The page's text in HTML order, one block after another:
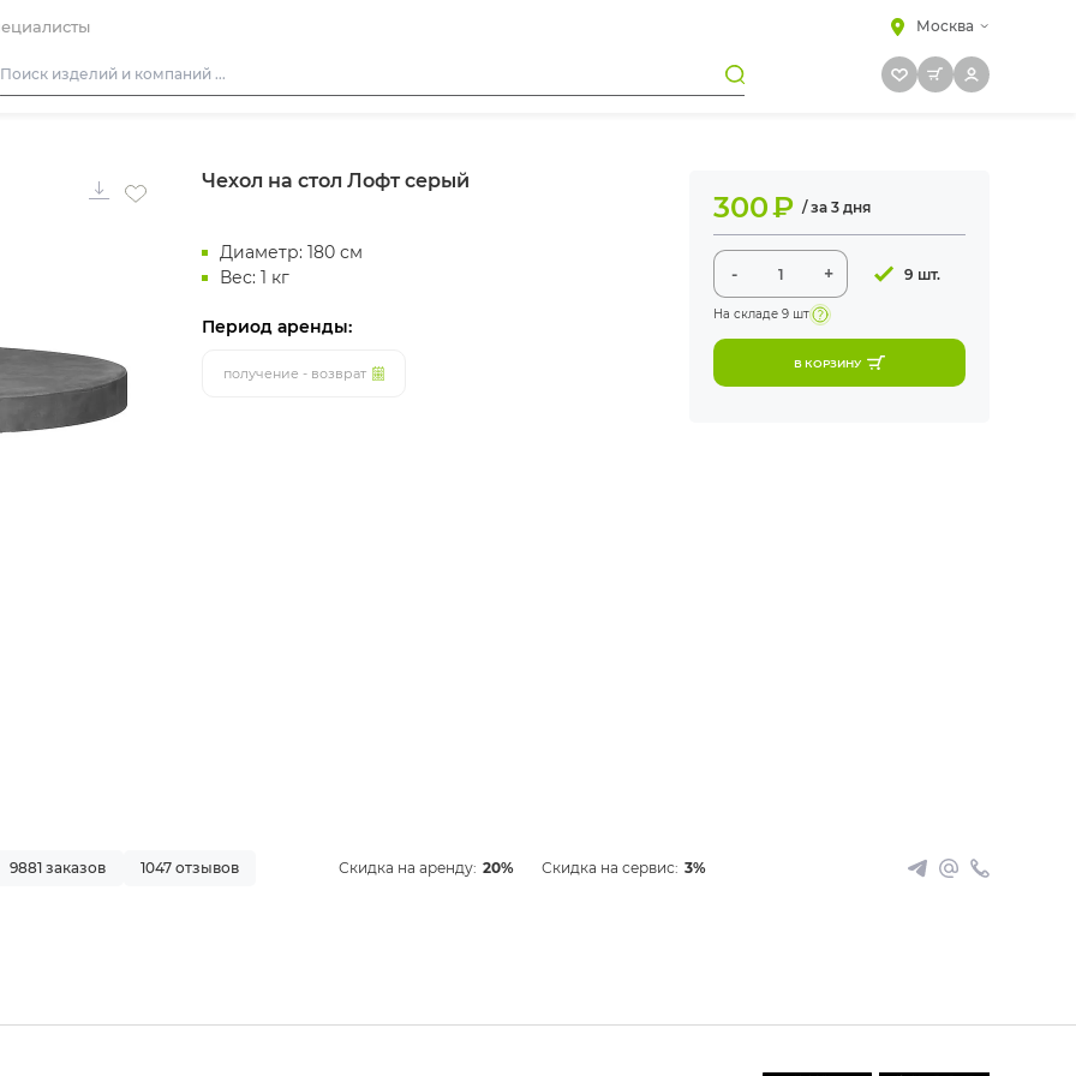
Москва
Фуршетная мебель
Барная мебель
Чехол на стол Лофт серый
Диаметр: 180 см
Вес: 1 кг
Период аренды:
получение - возврат
300₽ / за 3 дня
- + 9 шт.
На складе 9 шт
В КОРЗИНУ
9881 заказов 1047 отзывов Скидка на аренду: 20% Скидка на сервис: 3%